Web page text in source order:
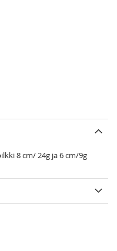
8 cm/ 24g ja 6 cm/9g